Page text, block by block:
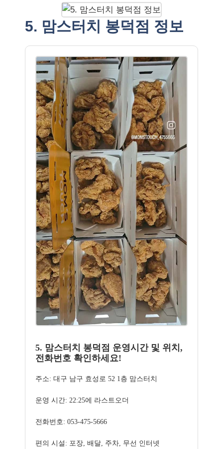
5. 맘스터치 봉덕점 정보
5. 맘스터치 봉덕점 운영시간 및 위치,
전화번호 확인하세요!
주소: 대구 남구 효성로 52 1층 맘스터치
운영 시간: 22:25에 라스트오더
전화번호: 053-475-5666
편의 시설: 포장, 배달, 주차, 무선 인터넷